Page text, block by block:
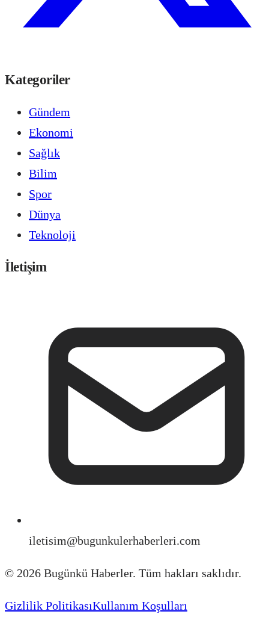
Kategoriler
Gündem
Ekonomi
Sağlık
Bilim
Spor
Dünya
Teknoloji
İletişim
iletisim@bugunkulerhaberleri.com
© 2026 Bugünkü Haberler. Tüm hakları saklıdır.
Gizlilik PolitikasıKullanım Koşulları